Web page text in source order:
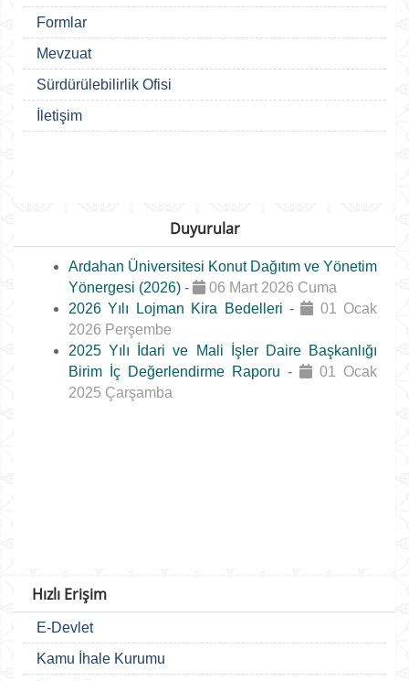
Formlar
Mevzuat
Sürdürülebilirlik Ofisi
İletişim
Duyurular
Ardahan Üniversitesi Konut Dağıtım ve Yönetim
Yönergesi (2026) -
06 Mart 2026 Cuma
2026 Yılı Lojman Kira Bedelleri -
01 Ocak
2026 Perşembe
2025 Yılı İdari ve Mali İşler Daire Başkanlığı
Birim İç Değerlendirme Raporu -
01 Ocak
2025 Çarşamba
Hızlı Erişim
E-Devlet
Kamu İhale Kurumu